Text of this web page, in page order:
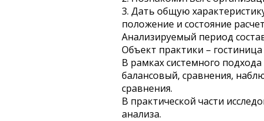
3. Дать общую
положение и состояние
Анализируемый период
Объект практики –
В рамках системного
балансовый, сравнения,
сравнения.
В практической части
анализа.